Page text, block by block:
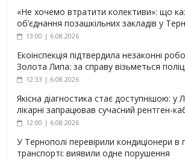
«Не хочемо втратити колективи»: що
об’єднання позашкільних закладів у
13:00 | 6.08.2026
Екоінспекція підтвердила незаконні
Золота Липа: за справу візьметься
12:33 | 6.08.2026
Якісна діагностика стає доступнішою: у
лікарні запрацював сучасний рентген-
12:00 | 6.08.2026
У Тернополі перевірили кондиціонери в
транспорті: виявили одне порушення